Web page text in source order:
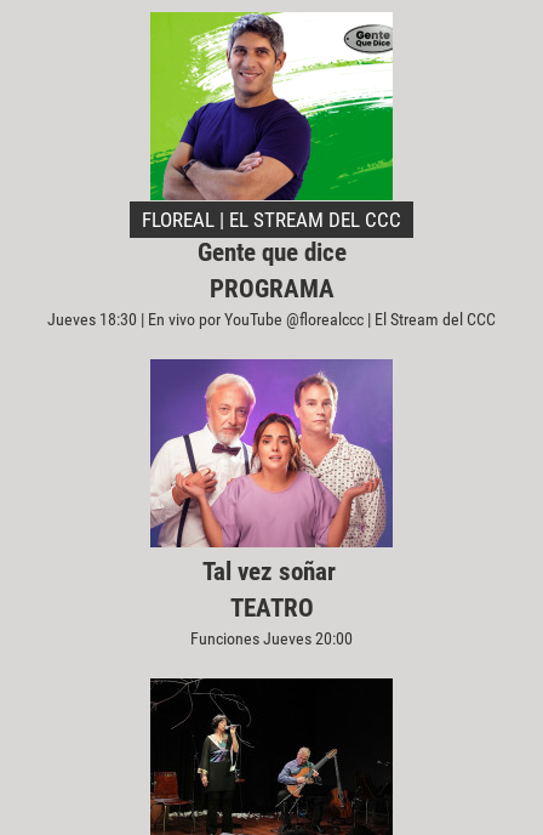
FLOREAL | EL STREAM DEL CCC
Gente que dice
PROGRAMA
Jueves 18:30 | En vivo por YouTube @florealccc | El Stream del CCC
Tal vez soñar
TEATRO
Funciones Jueves 20:00